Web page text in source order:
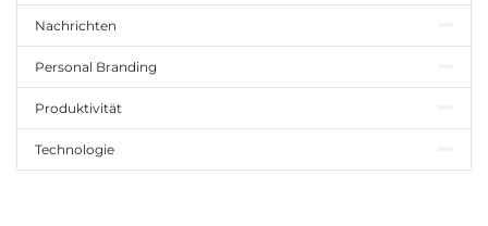
Nachrichten
Personal Branding
Produktivität
Technologie